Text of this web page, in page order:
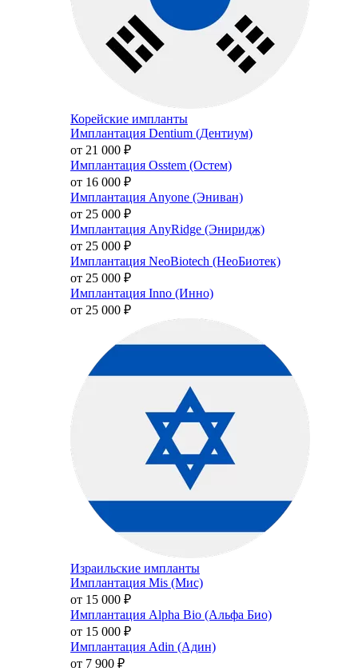
Корейские импланты
Имплантация Dentium (Дентиум)
от 21 000 ₽
Имплантация Osstem (Остем)
от 16 000 ₽
Имплантация Anyone (Эниван)
от 25 000 ₽
Имплантация AnyRidge (Эниридж)
от 25 000 ₽
Имплантация NeoBiotech (НеоБиотек)
от 25 000 ₽
Имплантация Inno (Инно)
от 25 000 ₽
Израильские импланты
Имплантация Mis (Мис)
от 15 000 ₽
Имплантация Alpha Bio (Альфа Био)
от 15 000 ₽
Имплантация Adin (Адин)
от 7 900 ₽